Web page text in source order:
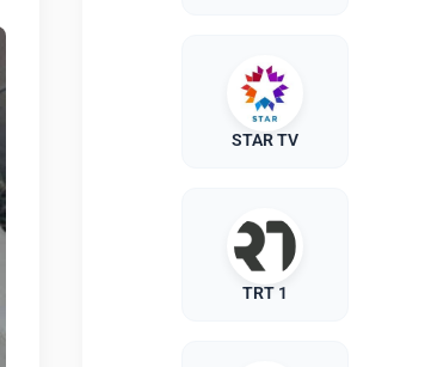
STAR TV
TRT 1